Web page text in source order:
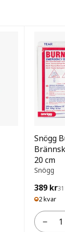
Snögg
20 cm
Snögg
389 kr
2 kvar
−
Antal